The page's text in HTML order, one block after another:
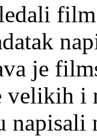
je
velikih i